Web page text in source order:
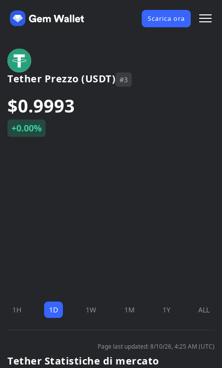
Scarica ora
Tether Prezzo (USDT) #3
$0.9993
+0.00%
1H 1D 1W 1M 1Y ALL
Page last updated: 8/10/26, 4:25 AM (UTC)
Tether Statistiche di mercato